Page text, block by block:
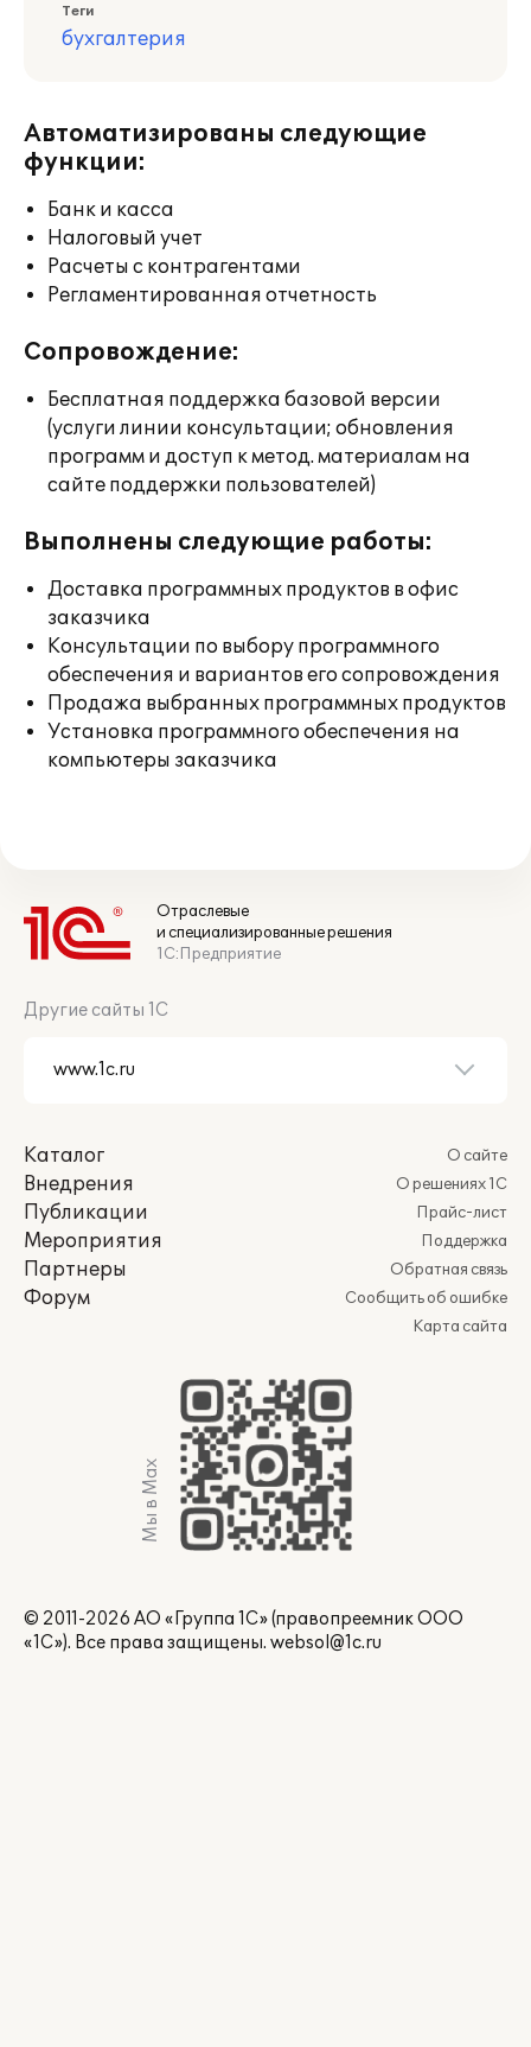
Теги
бухгалтерия
Автоматизированы следующие
функции:
Банк и касса
Налоговый учет
Расчеты с контрагентами
Регламентированная отчетность
Сопровождение:
Бесплатная поддержка базовой версии
(услуги линии консультации; обновления
программ и доступ к метод. материалам на
сайте поддержки пользователей)
Выполнены следующие работы:
Доставка программных продуктов в офис
заказчика
Консультации по выбору программного
обеспечения и вариантов его сопровождения
Продажа выбранных программных продуктов
Установка программного обеспечения на
компьютеры заказчика
Отраслевые
и специализированные решения
1С:Предприятие
Другие сайты 1С
Каталог
Внедрения
Публикации
Мероприятия
Партнеры
Форум
О сайте
О решениях 1С
Прайс-лист
Поддержка
Обратная связь
Сообщить об ошибке
Карта сайта
Мы в Max
© 2011-2026 АО «Группа 1С» (правопреемник ООО
«1С»). Все права защищены. websol@1c.ru